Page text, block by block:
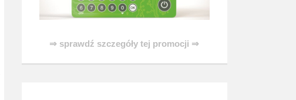
⇒ sprawdź szczegóły tej promocji ⇒